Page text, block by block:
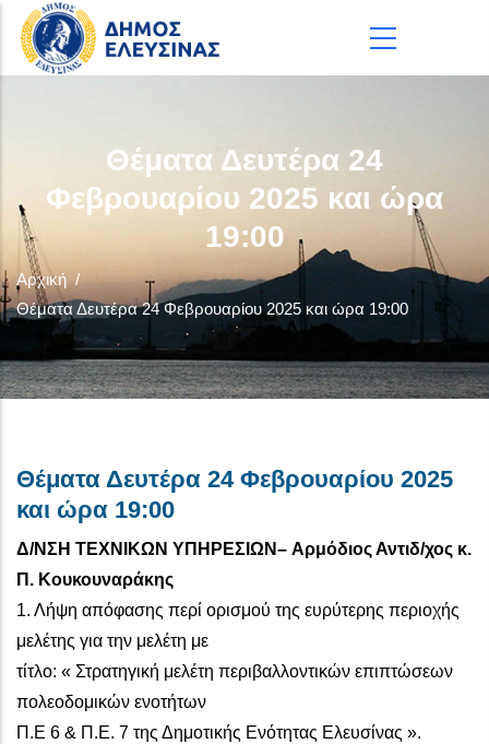
Παράκαμψη προς το κυρίως περιεχόμενο
Θέματα Δευτέρα 24
Φεβρουαρίου 2025 και ώρα
19:00
Αρχική /
Θέματα Δευτέρα 24 Φεβρουαρίου 2025 και ώρα 19:00
Θέματα Δευτέρα 24 Φεβρουαρίου 2025
και ώρα 19:00
Δ/ΝΣΗ ΤΕΧΝΙΚΩΝ ΥΠΗΡΕΣΙΩΝ– Aρμόδιος Αντιδ/χος κ.
Π. Κουκουναράκης
1. Λήψη απόφασης περί ορισμού της ευρύτερης περιοχής
μελέτης για την μελέτη με
τίτλο: « Στρατηγική μελέτη περιβαλλοντικών επιπτώσεων
πολεοδομικών ενοτήτων
Π.Ε 6 & Π.Ε. 7 της Δημοτικής Ενότητας Ελευσίνας ».